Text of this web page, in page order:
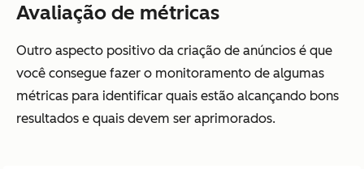
Avaliação de métricas
Outro aspecto positivo da criação de anúncios é que
você consegue fazer o monitoramento de algumas
métricas para identificar quais estão alcançando bons
resultados e quais devem ser aprimorados.